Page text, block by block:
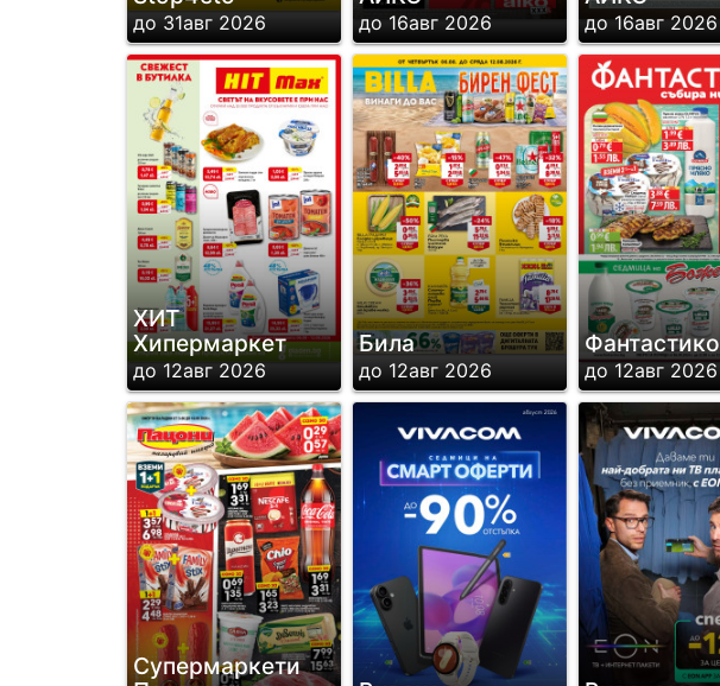
до 31авг 2026 до 16авг 2026 до 16авг 2026
ХИТ
Хипермаркет
до 12авг 2026
Била
до 12авг 2026
Фантастико
до 12авг 2026
Супермаркети